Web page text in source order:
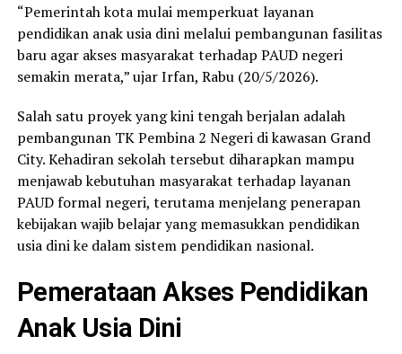
“Pemerintah kota mulai memperkuat layanan
pendidikan anak usia dini melalui pembangunan fasilitas
baru agar akses masyarakat terhadap PAUD negeri
semakin merata,” ujar Irfan, Rabu (20/5/2026).
Salah satu proyek yang kini tengah berjalan adalah
pembangunan TK Pembina 2 Negeri di kawasan Grand
City. Kehadiran sekolah tersebut diharapkan mampu
menjawab kebutuhan masyarakat terhadap layanan
PAUD formal negeri, terutama menjelang penerapan
kebijakan wajib belajar yang memasukkan pendidikan
usia dini ke dalam sistem pendidikan nasional.
Pemerataan Akses Pendidikan
Anak Usia Dini